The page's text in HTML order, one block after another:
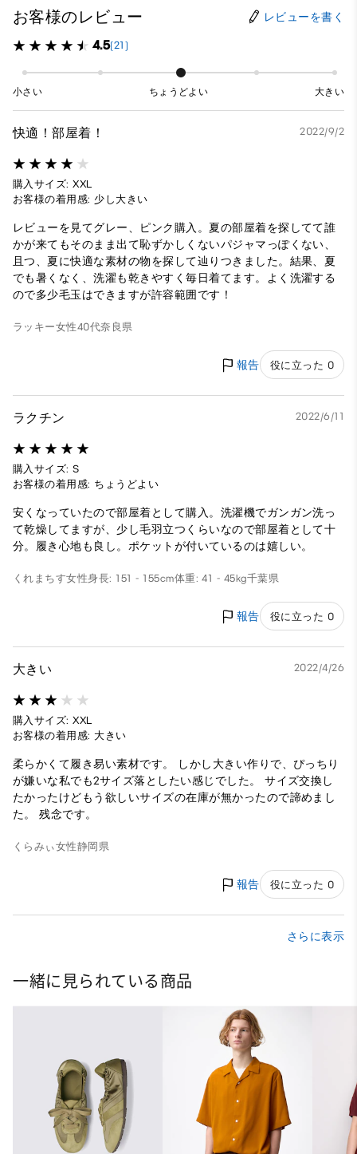
お客様のレビュー レビューを書く
4.5(21)
小さい ちょうどよい 大きい
快適！部屋着！ 2022/9/2
購入サイズ: XXL
お客様の着用感: 少し大きい
レビューを見てグレー、ピンク購入。夏の部屋着を探してて誰
かが来てもそのまま出て恥ずかしくないパジャマっぽくない、
且つ、夏に快適な素材の物を探して辿りつきました。結果、夏
でも暑くなく、洗濯も乾きやすく毎日着てます。よく洗濯する
ので多少毛玉はできますが許容範囲です！
ラッキー女性40代奈良県
報告 役に立った 0
ラクチン 2022/6/11
購入サイズ: S
お客様の着用感: ちょうどよい
安くなっていたので部屋着として購入。洗濯機でガンガン洗っ
て乾燥してますが、少し毛羽立つくらいなので部屋着として十
分。履き心地も良し。ポケットが付いているのは嬉しい。
くれまちす女性身長: 151 - 155cm体重: 41 - 45kg千葉県
報告 役に立った 0
大きい 2022/4/26
購入サイズ: XXL
お客様の着用感: 大きい
柔らかくて履き易い素材です。 しかし大きい作りで、ぴっちり
が嫌いな私でも2サイズ落としたい感じでした。 サイズ交換し
たかったけどもう欲しいサイズの在庫が無かったので諦めまし
た。 残念です。
くらみぃ女性静岡県
報告 役に立った 0
さらに表示
一緒に見られている商品